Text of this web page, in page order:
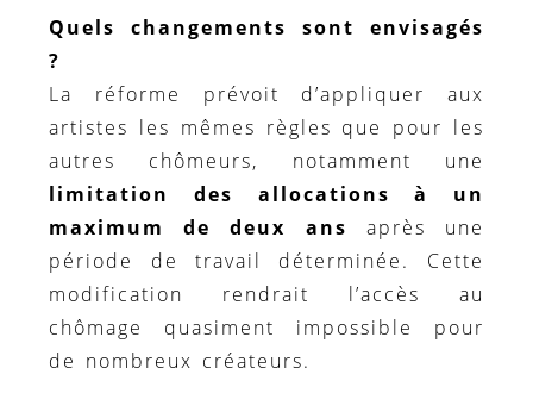
Quels changements sont envisagés
?
La réforme prévoit d’appliquer aux
artistes les mêmes règles que pour les
autres chômeurs, notamment une
limitation des allocations à un
maximum de deux ans après une
période de travail déterminée. Cette
modification rendrait l’accès au
chômage quasiment impossible pour
de nombreux créateurs.